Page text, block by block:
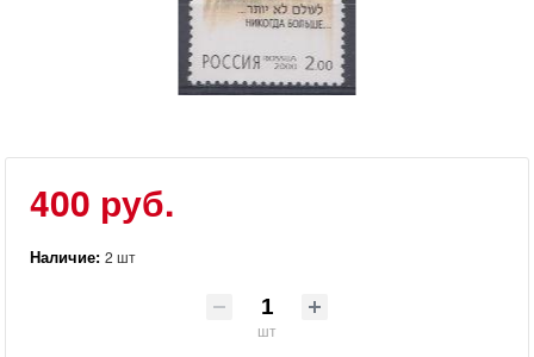
400 руб.
Наличие:2 шт
шт